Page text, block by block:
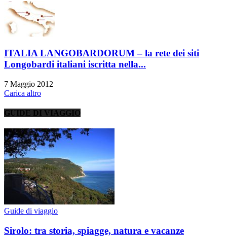
ITALIA LANGOBARDORUM – la rete dei siti
Longobardi italiani iscritta nella...
7 Maggio 2012
Carica altro
GUIDE DI VIAGGIO
Guide di viaggio
Sirolo: tra storia, spiagge, natura e vacanze